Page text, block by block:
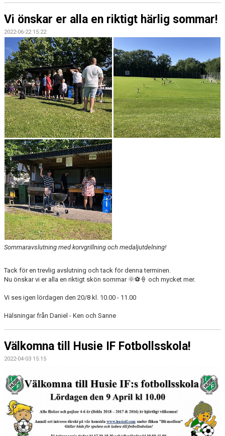
Vi önskar er alla en riktigt härlig sommar!
2022-06-22 15:22
Sommaravslutning med korvgrillning och medaljutdelning!
Tack för en trevlig avslutning och tack för denna terminen.
Nu önskar vi er alla en riktigt skön sommar 🌞⚽🍦 och mycket mer.
Vi ses igen lördagen den 20/8 kl. 10.00 - 11.00
Hälsningar från Daniel - Ken och Sanne
Välkomna till Husie IF Fotbollsskola!
2022-04-03 15:15